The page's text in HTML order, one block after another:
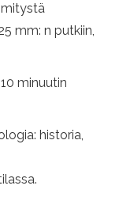
mm: n putkiin,
minuutin
historia,